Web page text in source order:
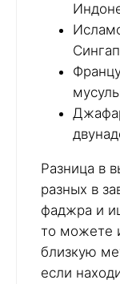
Разница в
разных в
фаджра и
то можете
близкую
если